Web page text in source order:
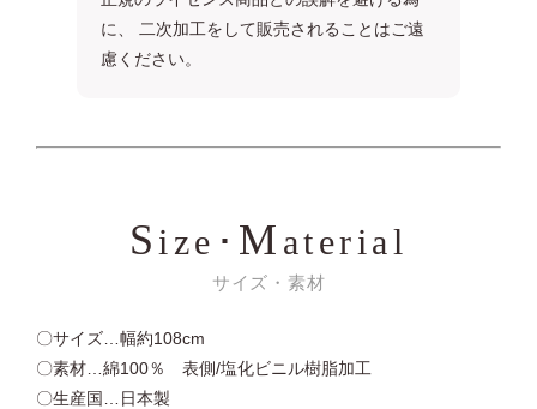
に、 二次加工をして販売されることはご遠
慮ください。
S ize･ M aterial
サイズ・素材
〇サイズ…幅約108cm
〇素材…綿100％ 表側/塩化ビニル樹脂加工
〇生産国…日本製